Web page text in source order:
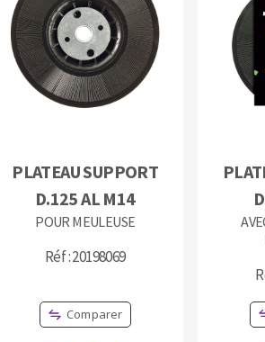
NETTOYAGE
Aspirateurs
PLATEAU SUPPORT
D.125 AL M14
POUR MEULEUSE
Réf : 20198069
Comparer